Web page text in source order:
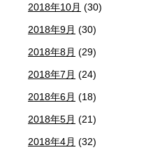
2018年10月 (30)
2018年9月 (30)
2018年8月 (29)
2018年7月 (24)
2018年6月 (18)
2018年5月 (21)
2018年4月 (32)